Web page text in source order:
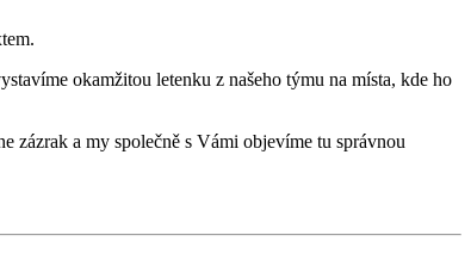
okamžitou letenku z našeho týmu na místa, kde ho
zázrak a my společně s Vámi objevíme tu správnou